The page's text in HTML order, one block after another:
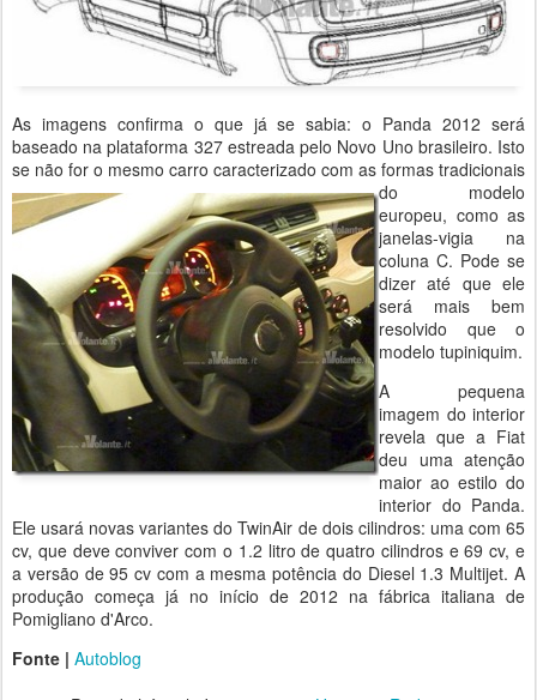
As imagens confirma o que já se sabia: o Panda 2012 será
baseado na plataforma 327 estreada pelo Novo Uno brasileiro. Isto
se não for o mesmo carro caracterizado com as formas tradicionais
do modelo
europeu, como as
janelas-vigia na
coluna C. Pode se
dizer até que ele
será mais bem
resolvido que o
modelo tupiniquim.
A pequena
imagem do interior
revela que a Fiat
deu uma atenção
maior ao estilo do
interior do Panda.
Ele usará novas variantes do TwinAir de dois cilindros: uma com 65
cv, que deve conviver com o 1.2 litro de quatro cilindros e 69 cv, e
a versão de 95 cv com a mesma potência do Diesel 1.3 Multijet. A
produção começa já no início de 2012 na fábrica italiana de
Pomigliano d'Arco.
Fonte | Autoblog